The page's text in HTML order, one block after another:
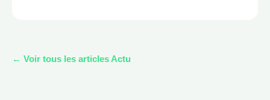
← Voir tous les articles Actu